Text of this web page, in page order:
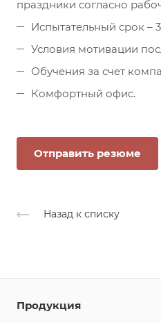
праздники согласно
Испытательный срок –
Условия мотивации
Обучения за счет
Комфортный офис.
Отправить резюме
Назад к списку
Продукция